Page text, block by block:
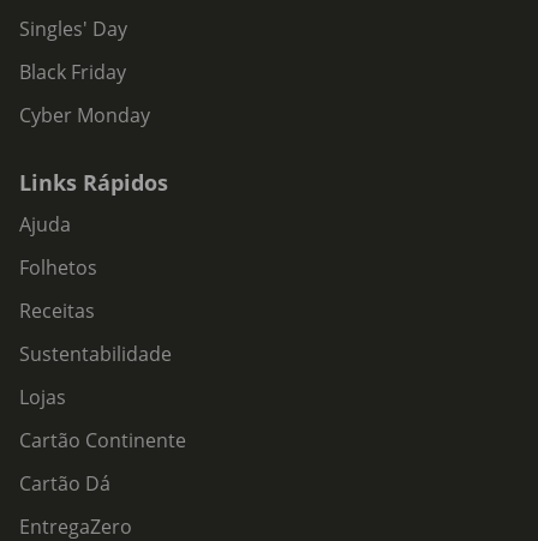
Singles' Day
Black Friday
Cyber Monday
Links Rápidos
Ajuda
Folhetos
Receitas
Sustentabilidade
Lojas
Cartão Continente
Cartão Dá
EntregaZero